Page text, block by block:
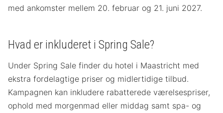
med ankomster mellem 20. februar og 21. juni 2027.
Hvad er inkluderet i Spring Sale?
Under Spring Sale finder du hotel i Maastricht med
ekstra fordelagtige priser og midlertidige tilbud.
Kampagnen kan inkludere rabatterede værelsespriser,
ophold med morgenmad eller middag samt spa- og